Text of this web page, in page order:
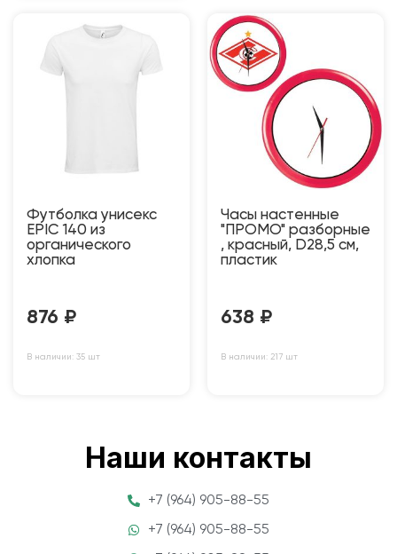
Футболка унисекс
EPIC 140 из
органического
хлопка
876 ₽
В наличии: 35 шт
Часы настенные
"ПРОМО" разборные
, красный, D28,5 см,
пластик
638 ₽
В наличии: 217 шт
Наши контакты
+7 (964) 905-88-55
+7 (964) 905-88-55